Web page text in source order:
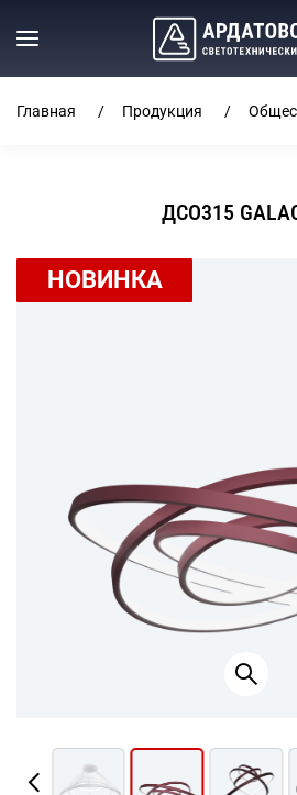
Главная Продукция
ДСО315
НОВИНКА